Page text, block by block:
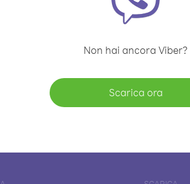
Non hai ancora Viber?
Scarica ora